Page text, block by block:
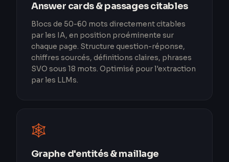
Answer cards & passages citables
Blocs de 50-60 mots directement citables
par les IA, en position proéminente sur
chaque page. Structure question-réponse,
chiffres sourcés, définitions claires, phrases
SVO sous 18 mots. Optimisé pour l'extraction
par les LLMs.
🕸️
Graphe d'entités & maillage